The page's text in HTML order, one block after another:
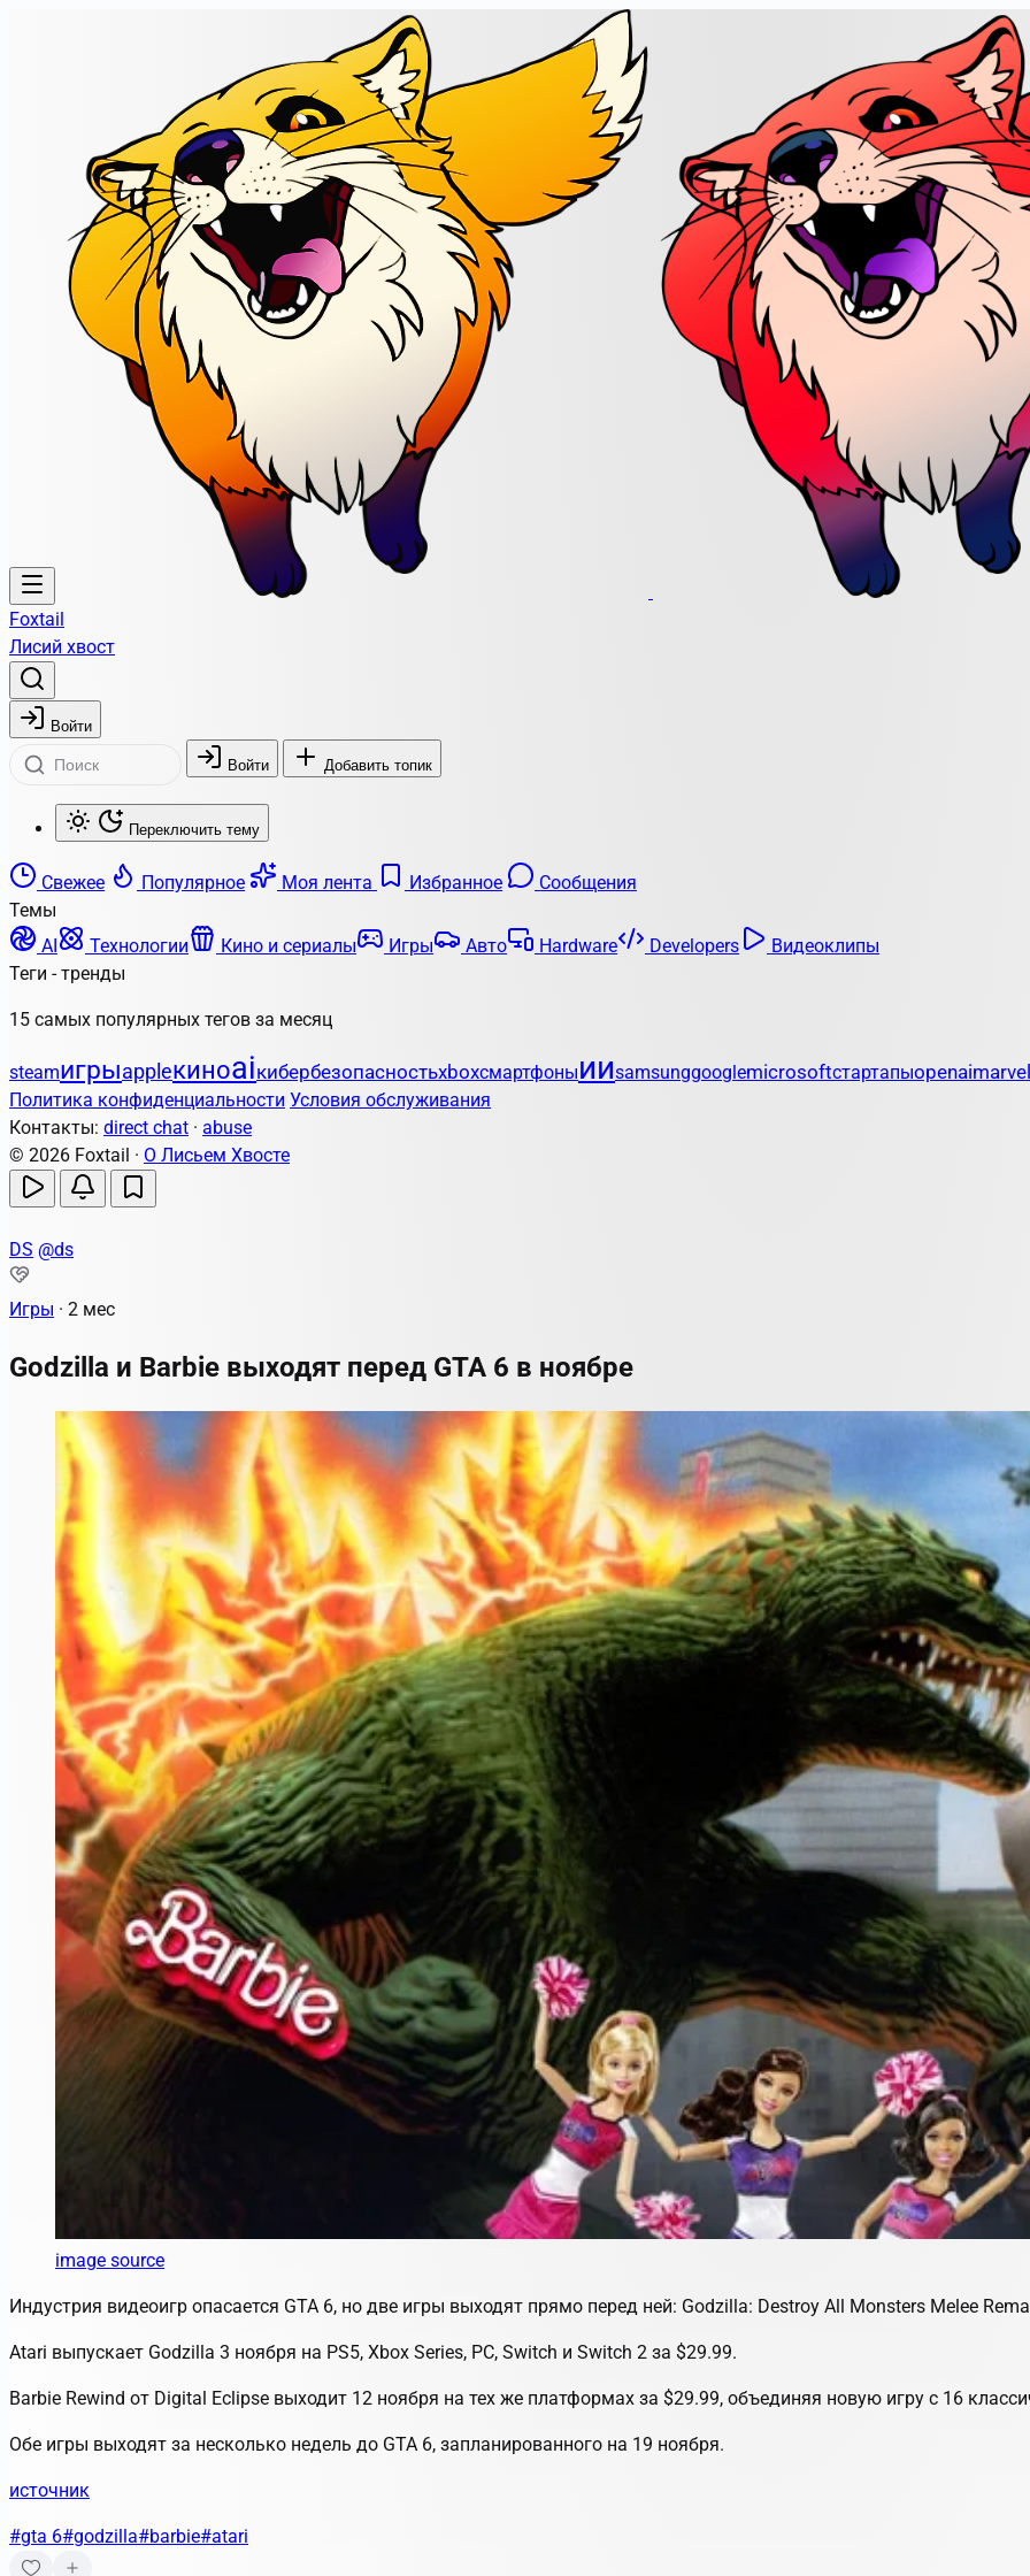
Foxtail
Лисий хвост
Войти
Войти Добавить топик
Переключить тему
Свежее Популярное Моя лента Избранное
Сообщения
Темы
AI
Технологии Кино и сериалы Игры Авто Hardware Developers
Видеоклипы
Теги - тренды
15 самых популярных тегов за месяц
steamигрыappleкиноaiкибербезопасностьxboxсмартфоныииsamsunggooglemicrosoftстартапыopenaimarvel
Политика конфиденциальности Условия обслуживания
Контакты: direct chat · abuse
© 2026 Foxtail · О Лисьем Хвосте
DS @ds
Игры · 2 мес
Godzilla и Barbie выходят перед GTA 6 в ноябре
image source
Индустрия видеоигр опасается GTA 6, но две игры выходят прямо перед ней: Godzilla: Destroy All Monsters Melee
Atari выпускает Godzilla 3 ноября на PS5, Xbox Series, PC, Switch и Switch 2 за $29.99.
Barbie Rewind от Digital Eclipse выходит 12 ноября на тех же платформах за $29.99, объединяя новую игру с 16
Обе игры выходят за несколько недель до GTA 6, запланированного на 19 ноября.
источник
#gta 6#godzilla#barbie#atari